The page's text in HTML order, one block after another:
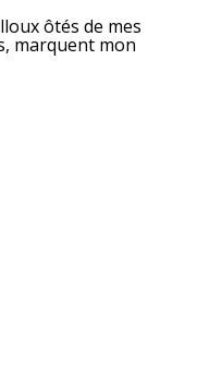
ôtés de mes
marquent mon